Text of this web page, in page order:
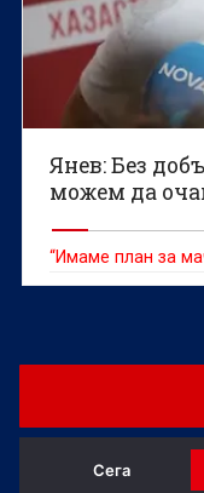
Янев: Без
можем да
“Имаме план за
Сега